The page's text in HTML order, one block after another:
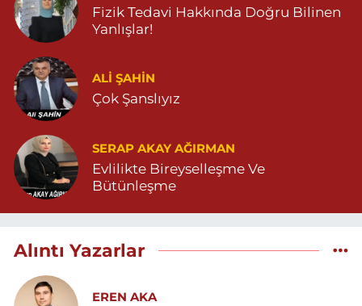
Fizik Tedavi Hakkında Doğru Bilinen
Yanlışlar!
ALI ŞAHİN
Çok Şanslıyız
SERAP AKAY AĞIRMAN
Evlilikte Bireyselleşme Ve
Bütünleşme
Alıntı Yazarlar
EREN AKA